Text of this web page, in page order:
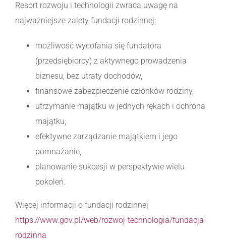
Resort rozwoju i technologii zwraca uwagę na
najważniejsze zalety fundacji rodzinnej:
możliwość wycofania się fundatora
(przedsiębiorcy) z aktywnego prowadzenia
biznesu, bez utraty dochodów,
finansowe zabezpieczenie członków rodziny,
utrzymanie majątku w jednych rękach i ochrona
majątku,
efektywne zarządzanie majątkiem i jego
pomnażanie,
planowanie sukcesji w perspektywie wielu
pokoleń.
Więcej informacji o fundacji rodzinnej
https://www.gov.pl/web/rozwoj-technologia/fundacja-
rodzinna